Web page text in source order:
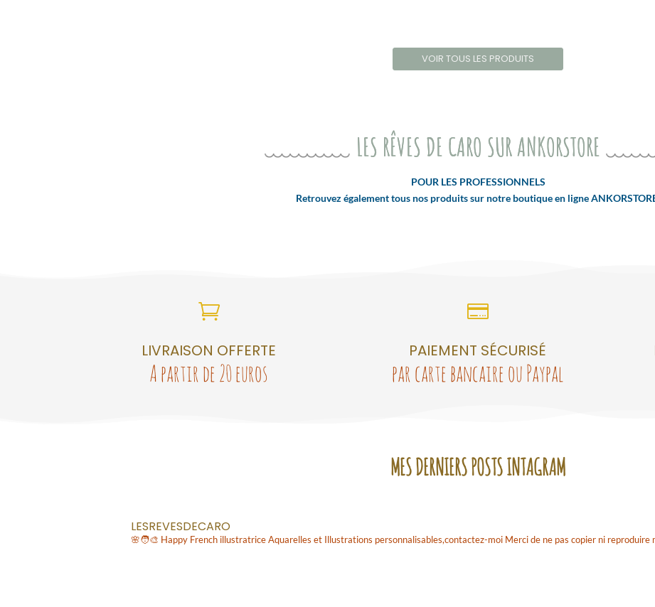
VOIR TOUS LES PRODUITS
LES RÊVES DE CARO SUR ANKORSTORE
POUR LES PROFESSIONNELS
Retrouvez également tous nos produits sur notre boutique en ligne

LIVRAISON OFFERTE
A partir de 20 euros

PAIEMENT SÉCURISÉ
par carte bancaire ou Paypal
MES DERNIERS POSTS INTAGRAM
LESREVESDECARO
🌸🧑‍🎨 Happy French illustratriceAquarelles et Illustrations personnalisables,contactez-moi Merci de ne pas copier ni reproduire